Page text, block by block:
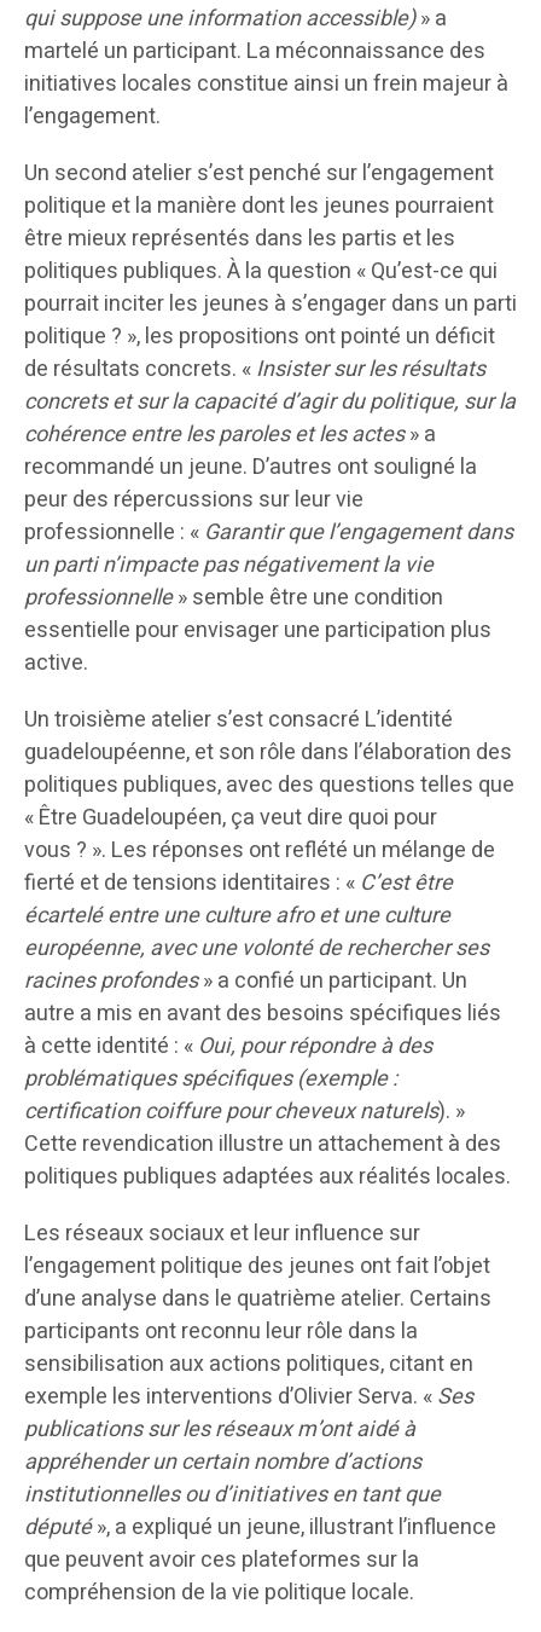
qui suppose une information accessible)» a
martelé un participant. La méconnaissance des
initiatives locales constitue ainsi un frein majeur à
l’engagement.
Un second atelier s’est penché sur l’engagement
politique et la manière dont les jeunes pourraient
être mieux représentés dans les partis et les
politiques publiques. À la question « Qu’est-ce qui
pourrait inciter les jeunes à s’engager dans un parti
politique ? », les propositions ont pointé un déficit
de résultats concrets. «Insister sur les résultats
concrets et sur la capacité d’agir du politique, sur la
cohérence entre les paroles et les actes» a
recommandé un jeune. D’autres ont souligné la
peur des répercussions sur leur vie
professionnelle : « Garantir que l’engagement dans
un parti n’impacte pas négativement la vie
professionnelle» semble être une condition
essentielle pour envisager une participation plus
active.
Un troisième atelier s’est consacré L’identité
guadeloupéenne, et son rôle dans l’élaboration des
politiques publiques, avec des questions telles que
« Être Guadeloupéen, ça veut dire quoi pour
vous ? ». Les réponses ont reflété un mélange de
fierté et de tensions identitaires : « C’est être
écartelé entre une culture afro et une culture
européenne, avec une volonté de rechercher ses
racines profondes» a confié un participant. Un
autre a mis en avant des besoins spécifiques liés
à cette identité : « Oui, pour répondre à des
problématiques spécifiques (exemple :
certification coiffure pour cheveux naturels). »
Cette revendication illustre un attachement à des
politiques publiques adaptées aux réalités locales.
Les réseaux sociaux et leur influence sur
l’engagement politique des jeunes ont fait l’objet
d’une analyse dans le quatrième atelier. Certains
participants ont reconnu leur rôle dans la
sensibilisation aux actions politiques, citant en
exemple les interventions d’Olivier Serva. «Ses
publications sur les réseaux m’ont aidé à
appréhender un certain nombre d’actions
institutionnelles ou d’initiatives en tant que
député», a expliqué un jeune, illustrant l’influence
que peuvent avoir ces plateformes sur la
compréhension de la vie politique locale.